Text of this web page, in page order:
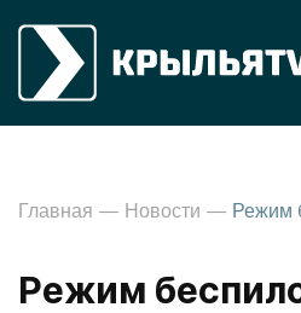
Главная Новости
Режим